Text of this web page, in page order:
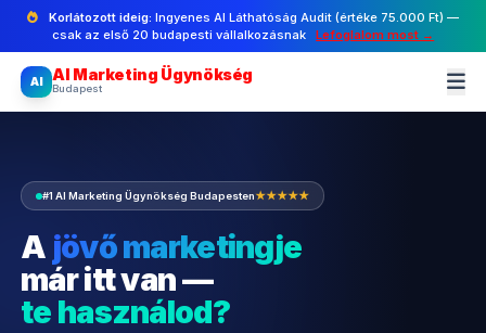
Korlátozott ideig: Ingyenes AI Láthatóság Audit (értéke 75.000 Ft) —
csak az első 20 budapesti vállalkozásnak
Lefoglalom most →
AI AI Marketing Ügynökség
Budapest
#1 AI Marketing Ügynökség Budapesten★★★★★
A jövő marketingje
már itt van —
te használod?